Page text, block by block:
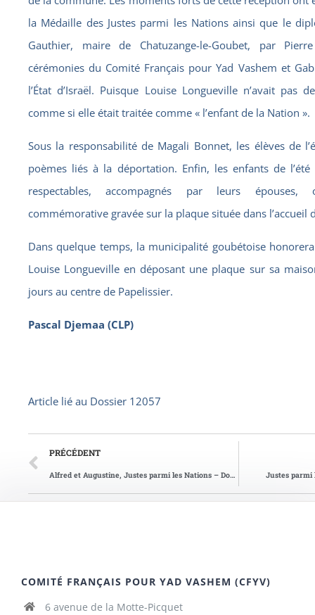
la Médaille des Justes parmi les Nations ainsi que le
Gauthier, maire de Chatuzange-le-Goubet, par
cérémonies du Comité Français pour Yad Vashem et
l’État d’Israël. Puisque Louise Longueville n’avait pas
comme si elle était traitée comme « l’enfant de la Nation ».
Sous la responsabilité de Magali Bonnet, les élèves de
poèmes liés à la déportation. Enfin, les enfants de
respectables, accompagnés par leurs épouses,
commémorative gravée sur la plaque située dans l’accueil
Dans quelque temps, la municipalité goubétoise
Louise Longueville en déposant une plaque sur sa
jours au centre de Papelissier.
Pascal Djemaa (CLP)
Article lié au Dossier 12057
PRÉCÉDENT
Alfred et Augustine, Justes parmi les Nations – Douarnenez Justes parmi
COMITÉ FRANÇAIS POUR YAD VASHEM (CFYV)
6 avenue de la Motte-Picquet